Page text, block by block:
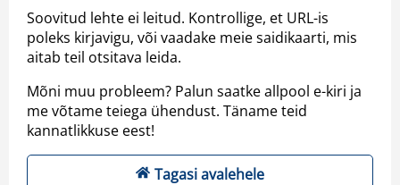
Soovitud lehte ei leitud. Kontrollige, et URL-is
poleks kirjavigu, või vaadake meie saidikaarti, mis
aitab teil otsitava leida.
Mõni muu probleem? Palun saatke allpool e-kiri ja
me võtame teiega ühendust. Täname teid
kannatlikkuse eest!
Tagasi avalehele